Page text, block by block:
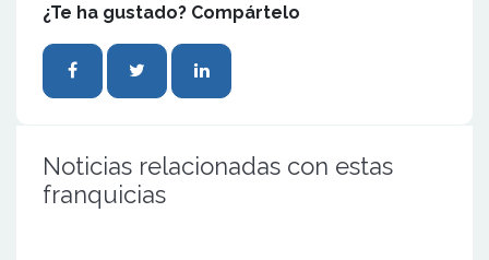
¿Te ha gustado? Compártelo
Noticias relacionadas con estas
franquicias